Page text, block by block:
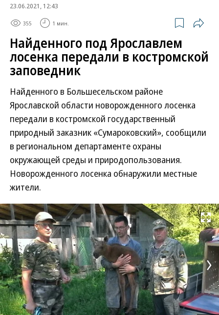
23.06.2021, 12:43
355 1 мин.
Найденного под Ярославлем
лосенка передали в костромской
заповедник
Найденного в Большесельском районе
Ярославской области новорожденного лосенка
передали в костромской государственный
природный заказник «Сумароковский», сообщили
в региональном департаменте охраны
окружающей среды и природопользования.
Новорожденного лосенка обнаружили местные
жители.
Развернуть